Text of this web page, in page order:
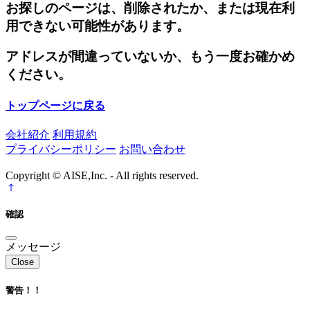
お探しのページは、削除されたか、または現在利
用できない可能性があります。
アドレスが間違っていないか、もう一度お確かめ
ください。
トップページに戻る
会社紹介 利用規約
プライバシーポリシー お問い合わせ
Copyright © AISE,Inc. - All rights reserved.
確認
メッセージ
Close
警告！！